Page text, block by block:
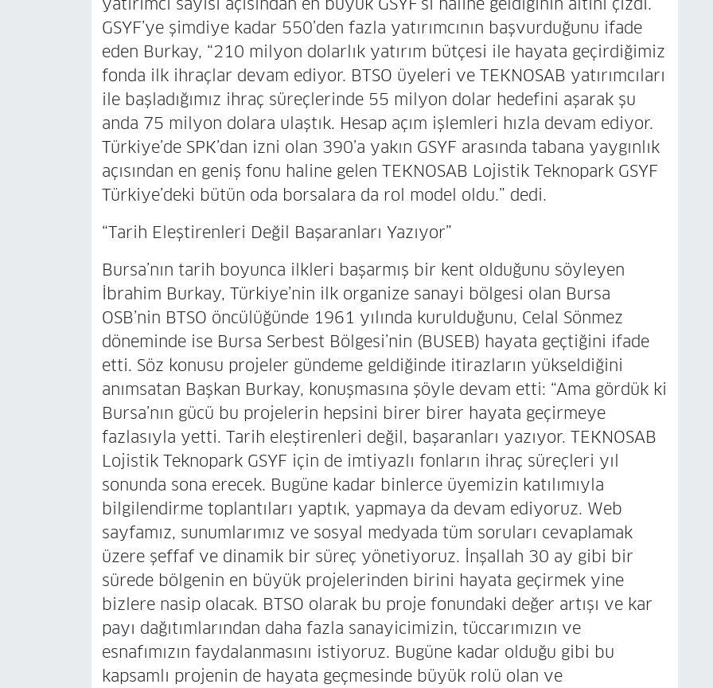
yatırımcı sayısı açısından en büyük GSYF’si haline geldiğinin altını çizdi.
GSYF’ye şimdiye kadar 550’den fazla yatırımcının başvurduğunu ifade
eden Burkay, “210 milyon dolarlık yatırım bütçesi ile hayata geçirdiğimiz
fonda ilk ihraçlar devam ediyor. BTSO üyeleri ve TEKNOSAB yatırımcıları
ile başladığımız ihraç süreçlerinde 55 milyon dolar hedefini aşarak şu
anda 75 milyon dolara ulaştık. Hesap açım işlemleri hızla devam ediyor.
Türkiye’de SPK’dan izni olan 390’a yakın GSYF arasında tabana yaygınlık
açısından en geniş fonu haline gelen TEKNOSAB Lojistik Teknopark GSYF
Türkiye’deki bütün oda borsalara da rol model oldu.” dedi.
“Tarih Eleştirenleri Değil Başaranları Yazıyor”
Bursa’nın tarih boyunca ilkleri başarmış bir kent olduğunu söyleyen
İbrahim Burkay, Türkiye’nin ilk organize sanayi bölgesi olan Bursa
OSB’nin BTSO öncülüğünde 1961 yılında kurulduğunu, Celal Sönmez
döneminde ise Bursa Serbest Bölgesi’nin (BUSEB) hayata geçtiğini ifade
etti. Söz konusu projeler gündeme geldiğinde itirazların yükseldiğini
anımsatan Başkan Burkay, konuşmasına şöyle devam etti: “Ama gördük ki
Bursa’nın gücü bu projelerin hepsini birer birer hayata geçirmeye
fazlasıyla yetti. Tarih eleştirenleri değil, başaranları yazıyor. TEKNOSAB
Lojistik Teknopark GSYF için de imtiyazlı fonların ihraç süreçleri yıl
sonunda sona erecek. Bugüne kadar binlerce üyemizin katılımıyla
bilgilendirme toplantıları yaptık, yapmaya da devam ediyoruz. Web
sayfamız, sunumlarımız ve sosyal medyada tüm soruları cevaplamak
üzere şeffaf ve dinamik bir süreç yönetiyoruz. İnşallah 30 ay gibi bir
sürede bölgenin en büyük projelerinden birini hayata geçirmek yine
bizlere nasip olacak. BTSO olarak bu proje fonundaki değer artışı ve kar
payı dağıtımlarından daha fazla sanayicimizin, tüccarımızın ve
esnafımızın faydalanmasını istiyoruz. Bugüne kadar olduğu gibi bu
kapsamlı projenin de hayata geçmesinde büyük rolü olan ve